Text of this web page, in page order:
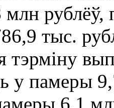
рублёў,
тыс.
тэрміну
у памеры
6,1